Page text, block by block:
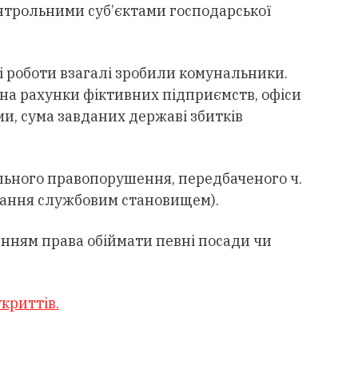
суб’єктами господарської
роботи взагалі зробили комунальники.
рахунки фіктивних підприємств, офіси
сума завданих державі збитків
правопорушення, передбаченого ч.
службовим становищем).
права обіймати певні посади чи